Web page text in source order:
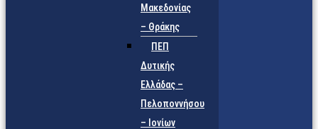
Μακεδονίας
– Θράκης
ΠΕΠ
Δυτικής
Ελλάδας –
Πελοποννήσου
– Ιονίων